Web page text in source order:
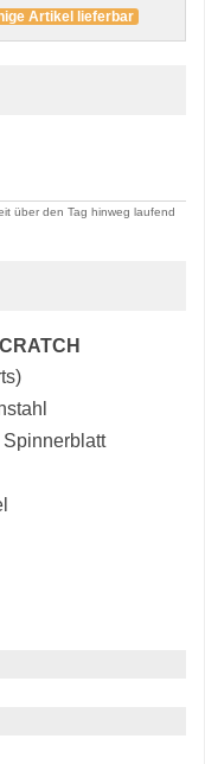
Artikel lieferbar
über den Tag hinweg laufend